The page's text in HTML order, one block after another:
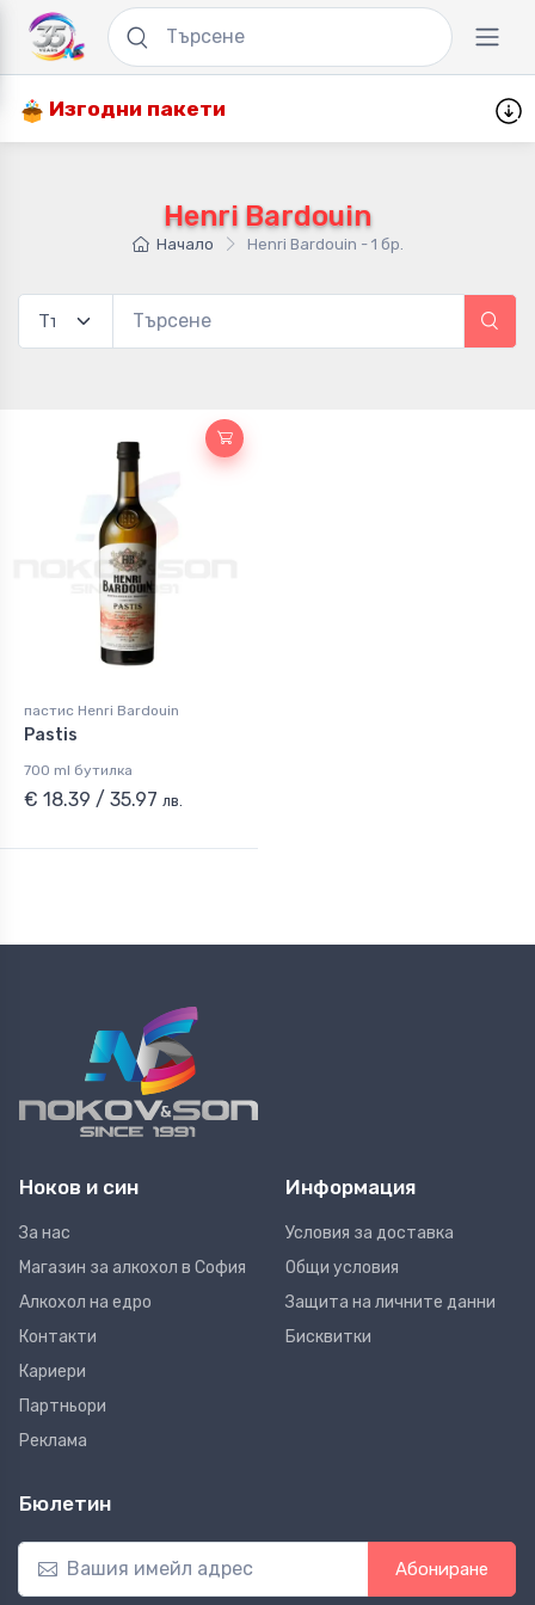
Изгодни пакети
Henri Bardouin
Начало Henri Bardouin - 1 бр.
пастис Henri Bardouin
Pastis
700 ml бутилка
€ 18.39 / 35.97 лв.
Ноков и син
За нас
Магазин за алкохол в София
Алкохол на едро
Контакти
Кариери
Партньори
Реклама
Информация
Условия за доставка
Общи условия
Защита на личните данни
Бисквитки
Бюлетин
Абониране